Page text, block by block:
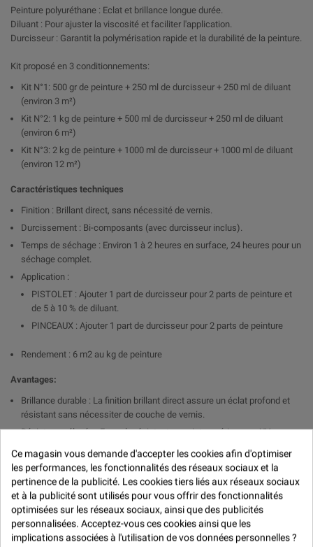
Peinture polyuréthane : Eclat et brillance longue durée.
Diluant : Pour ajuster la viscosité et faciliter l'application.
Durcisseur : Garantit la polymérisation rapide et la durabilité de la peinture.
Kit proposé en 3 conditionnements:
Kit N°1: 500 gr de peinture + 250 ml de durcisseur + 250 ml de diluant
(environ 3 m²)
Kit N°2: 1 kg de peinture + 500 ml de durcisseur + 250 ml de diluant
(environ 6 m²)
Kit N°3: 2 kg de peinture + 1000 ml de durcisseur + 1000 ml de diluant
(environ 12 m²)
Caractéristiques techniques
Finition : Brillant direct, sans nécessité de vernis.
Durcissement : Bi-composants (avec durcisseur inclus).
Temps de séchage : Environ 1 à 2 heures en surface, 24 heures pour un
séchage complet.
Application :
PISTOLET : Ajouter 1 part de durcisseur pour 2 parts de peinture et
de 5 à 10 % de diluant.
PINCEAUX : Ajouter 1 part de durcisseur pour 2 parts de peinture
Rendement : 6 m2 au kg de peinture
Avantages:
Brillance durable : La finition brillant direct assure un éclat profond et
résistant sans nécessiter de couche de vernis.
Résistance élevée : Formule résistante aux intempéries, aux UV, aux
Application uniforme : Bonne fluidité pour une application homogène et
un rendu professionnel.
Temps de séchage rapide : Assure une efficacité optimale pour les
travaux nécessitant un séchage rapide.
Applications :
Ce magasin vous demande d'accepter les cookies afin d'optimiser
les performances, les fonctionnalités des réseaux sociaux et la
pertinence de la publicité. Les cookies tiers liés aux réseaux sociaux
et à la publicité sont utilisés pour vous offrir des fonctionnalités
optimisées sur les réseaux sociaux, ainsi que des publicités
personnalisées. Acceptez-vous ces cookies ainsi que les
implications associées à l'utilisation de vos données personnelles ?